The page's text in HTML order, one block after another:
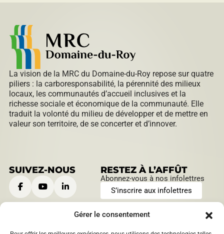
Gérer le consentement
La vision de la MRC du Domaine-du-Roy repose sur quatre
piliers : la carboresponsabilité, la pérennité des milieux
locaux, les communautés d’accueil inclusives et la
richesse sociale et économique de la communauté. Elle
traduit la volonté du milieu de développer et de mettre en
valeur son territoire, de se concerter et d’innover.
SUIVEZ-NOUS RESTEZ À L’AFFÛT
Abonnez-vous à nos infolettres
S’inscrire aux infolettres